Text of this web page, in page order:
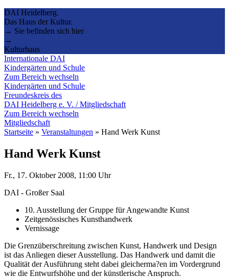
DAI Heidelberg.
Das Haus der Kultur.
→ Sie befinden sich hier
→
Kulturhaus
Internationale DAI
Kindergärten und Schule
Zum Bereich wechseln
Kindergärten und Schule
Freundeskreis des
DAI Heidelberg e. V. / Mitgliedschaft
Zum Bereich wechseln
Mitgliedschaft
Startseite » Veranstaltungen » Hand Werk Kunst
Hand Werk Kunst
Fr., 17. Oktober 2008, 11:00 Uhr
DAI - Großer Saal
10. Ausstellung der Gruppe für Angewandte Kunst
Zeitgenössisches Kunsthandwerk
Vernissage
Die Grenzüberschreitung zwischen Kunst, Handwerk und Design
ist das Anliegen dieser Ausstellung. Das Handwerk und damit die
Qualität der Ausführung steht dabei gleicherma?en im Vordergrund
wie die Entwurfshöhe und der künstlerische Anspruch.